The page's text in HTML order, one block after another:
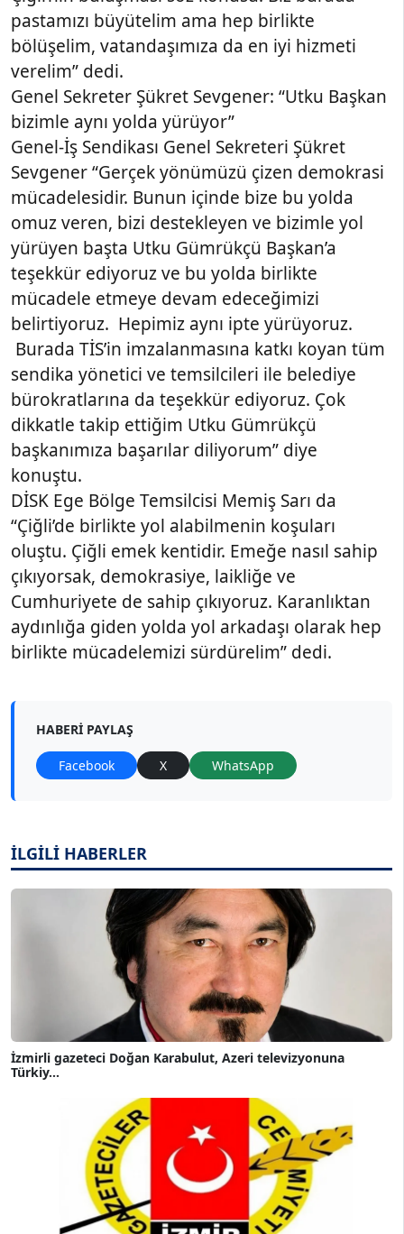
pastamızı büyütelim ama hep birlikte
bölüşelim, vatandaşımıza da en iyi hizmeti
verelim” dedi.
Genel Sekreter Şükret Sevgener: “Utku Başkan
bizimle aynı yolda yürüyor”
Genel-İş Sendikası Genel Sekreteri Şükret
Sevgener “Gerçek yönümüzü çizen demokrasi
mücadelesidir. Bunun içinde bize bu yolda
omuz veren, bizi destekleyen ve bizimle yol
yürüyen başta Utku Gümrükçü Başkan’a
teşekkür ediyoruz ve bu yolda birlikte
mücadele etmeye devam edeceğimizi
belirtiyoruz. Hepimiz aynı ipte yürüyoruz.
Burada TİS’in imzalanmasına katkı koyan tüm
sendika yönetici ve temsilcileri ile belediye
bürokratlarına da teşekkür ediyoruz. Çok
dikkatle takip ettiğim Utku Gümrükçü
başkanımıza başarılar diliyorum” diye
konuştu.
DİSK Ege Bölge Temsilcisi Memiş Sarı da
“Çiğli’de birlikte yol alabilmenin koşuları
oluştu. Çiğli emek kentidir. Emeğe nasıl sahip
çıkıyorsak, demokrasiye, laikliğe ve
Cumhuriyete de sahip çıkıyoruz. Karanlıktan
aydınlığa giden yolda yol arkadaşı olarak hep
birlikte mücadelemizi sürdürelim” dedi.
HABERI PAYLAŞ
Facebook X WhatsApp
İLGİLİ HABERLER
İzmirli gazeteci Doğan Karabulut, Azeri televizyonuna
Türkiy...